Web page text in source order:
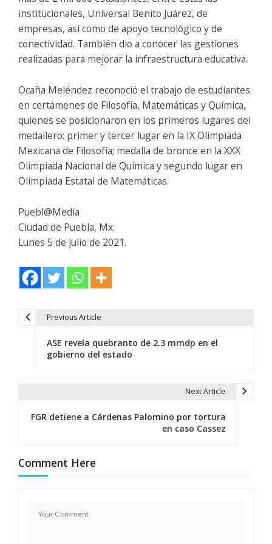
institucionales, Universal Benito Juárez, de
empresas, así como de apoyo tecnológico y de
conectividad. También dio a conocer las gestiones
realizadas para mejorar la infraestructura educativa.
Ocaña Meléndez reconoció el trabajo de estudiantes
en certámenes de Filosofía, Matemáticas y Química,
quienes se posicionaron en los primeros lugares del
medallero: primer y tercer lugar en la IX Olimpiada
Mexicana de Filosofía; medalla de bronce en la XXX
Olimpiada Nacional de Química y segundo lugar en
Olimpiada Estatal de Matemáticas.
Puebl@Media
Ciudad de Puebla, Mx.
Lunes 5 de julio de 2021.
c
i
Previous Article
ASE revela quebranto de 2.3 mmdp en el
gobierno del estado
Next Article
FGR detiene a Cárdenas Palomino por tortura
en caso Cassez
Comment Here